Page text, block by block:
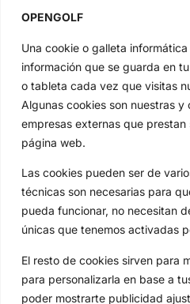
OPENGOLF
Una cookie o galleta
información que se guarda en
o tableta cada vez que visitas
Algunas cookies son nuestras y
empresas externas que
página web.
Las cookies pueden ser de
técnicas son necesarias para
pueda funcionar, no necesitan
únicas que tenemos activadas
El resto de cookies sirven para
para personalizarla en base a
poder mostrarte publicidad
OpenGolf ofrece toda la
profesional y amateur,
Jon Rahm, LIV Golf, PGA Tour,
Categorias
Inicio
Actualidad
Circuitos
Especiales